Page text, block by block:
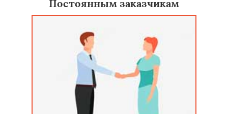
Постоянным заказчикам